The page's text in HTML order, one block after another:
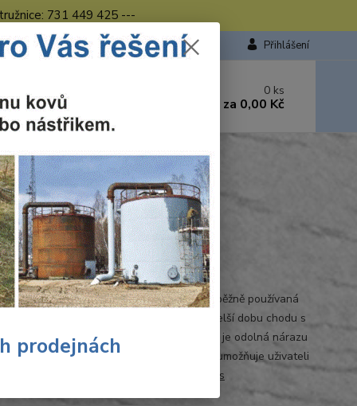
731 449 425 ---
Přihlášení
423
- 16.00 hod.
0 ks
za 0,00 Kč
Ohodnotit produkt
LED svítilna
LED světlo je 2 x jasnější a bělejší než běžně používaná
M12™ LED elektronika umožňuje 2-krát delší dobu chodu s
zahříváním na jedno nabití Hliníkova hlava je odolná nárazu
podmínkam 90° výklopná hlava umožňuje uživateli
celý popis
prodejnách